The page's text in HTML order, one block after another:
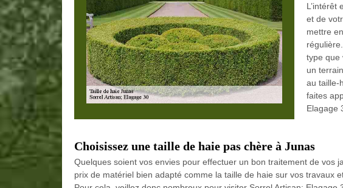
L’intérêt
et de
mettre
type que
un
au taille-
faites
Elagage
Choisissez une taille de haie pas chère à Junas
Quelques soient vos envies pour effectuer un bon traitement de vos
prix de matériel bien adapté comme la taille de haie sur vos travaux